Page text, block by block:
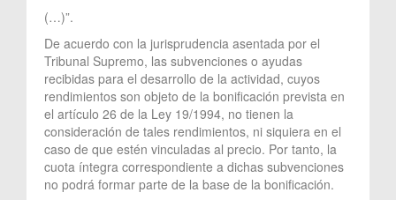
(…)”.
De acuerdo con la jurisprudencia asentada por el
Tribunal Supremo, las subvenciones o ayudas
recibidas para el desarrollo de la actividad, cuyos
rendimientos son objeto de la bonificación prevista en
el artículo 26 de la Ley 19/1994, no tienen la
consideración de tales rendimientos, ni siquiera en el
caso de que estén vinculadas al precio. Por tanto, la
cuota íntegra correspondiente a dichas subvenciones
no podrá formar parte de la base de la bonificación.